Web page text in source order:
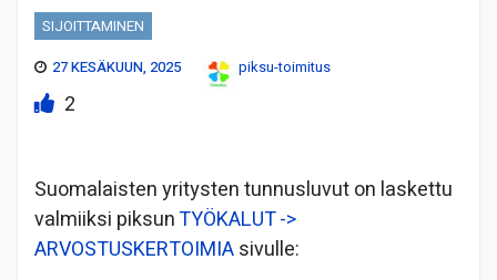
SIJOITTAMINEN
27 KESÄKUUN, 2025
piksu-toimitus
2
Suomalaisten yritysten tunnusluvut on laskettu
valmiiksi piksunTYÖKALUT ->
ARVOSTUSKERTOIMIAsivulle: